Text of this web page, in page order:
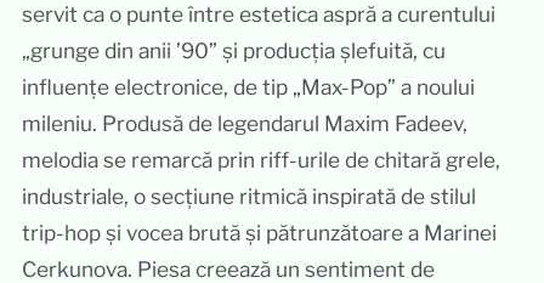
servit ca o punte între estetica aspră a curentului
„grunge din anii ’90” și producția șlefuită, cu
influențe electronice, de tip „Max-Pop” a noului
mileniu. Produsă de legendarul Maxim Fadeev,
melodia se remarcă prin riff-urile de chitară grele,
industriale, o secțiune ritmică inspirată de stilul
trip-hop și vocea brută și pătrunzătoare a Marinei
Cerkunova. Piesa creează un sentiment de